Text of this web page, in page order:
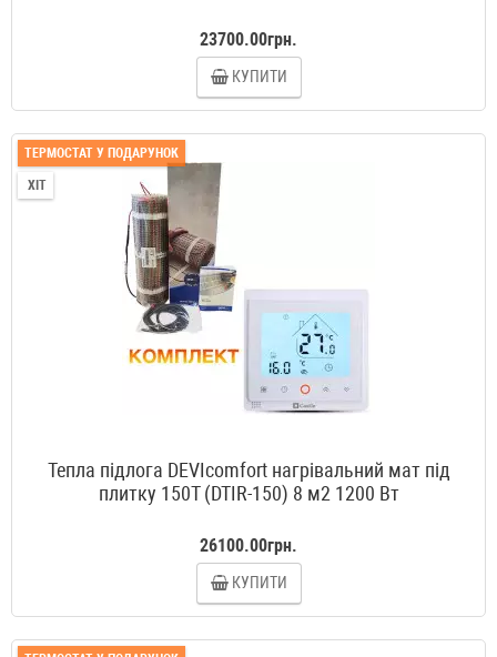
23700.00грн.
КУПИТИ
ТЕРМОСТАТ У ПОДАРУНОК
ХІТ
Тепла підлога DEVIcomfort нагрівальний мат під
плитку 150T (DTIR-150) 8 м2 1200 Вт
26100.00грн.
КУПИТИ